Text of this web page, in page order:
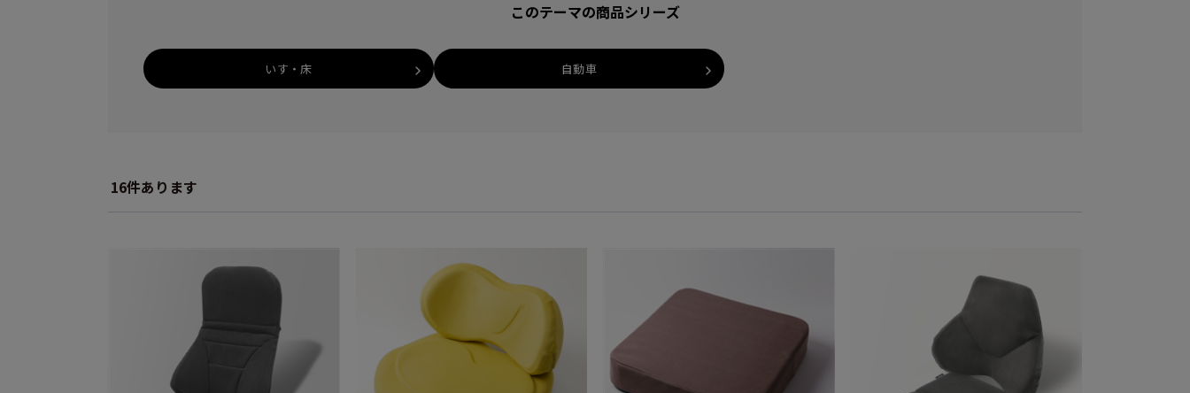
16件あります
このテーマの商品シリーズ
いす・床 自動車